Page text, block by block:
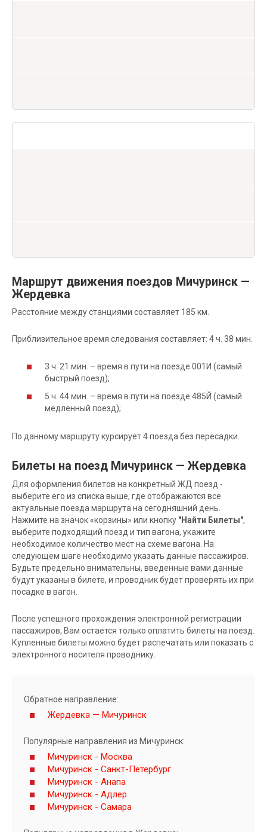
Маршрут движения поездов Мичуринск —
Жердевка
Расстояние между станциями составляет 185 км.
Приблизительное время следования составляет: 4 ч. 38 мин.
3 ч. 21 мин. – время в пути на поезде 001И (самый
быстрый поезд);
5 ч. 44 мин. – время в пути на поезде 485Й (самый
медленный поезд);
По данному маршруту курсирует 4 поезда без пересадки.
Билеты на поезд Мичуринск — Жердевка
Для оформления билетов на конкретный ЖД поезд -
выберите его из списка выше, где отображаются все
актуальные поезда маршрута на сегодняшний день.
Нажмите на значок «корзины» или кнопку "Найти Билеты",
выберите подходящий поезд и тип вагона, укажите
необходимое количество мест на схеме вагона. На
следующем шаге необходимо указать данные пассажиров.
Будьте предельно внимательны, введенные вами данные
будут указаны в билете, и проводник будет проверять их при
посадке в вагон.
После успешного прохождения электронной регистрации
пассажиров, Вам остается только оплатить билеты на поезд.
Купленные билеты можно будет распечатать или показать с
электронного носителя проводнику.
Обратное направление:
Жердевка — Мичуринск
Популярные направления из Мичуринск:
Мичуринск - Москва
Мичуринск - Санкт-Петербург
Мичуринск - Анапа
Мичуринск - Адлер
Мичуринск - Самара